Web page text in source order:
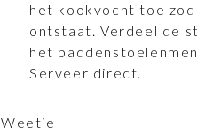
het kookvocht toe
ontstaat. Verdeel de
het
Serveer direct.
Weetje